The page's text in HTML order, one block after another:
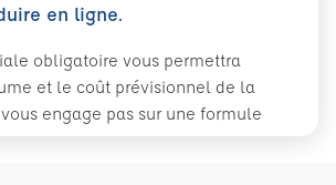
en ligne.
obligatoire vous permettra
et le coût prévisionnel de la
engage pas sur une formule